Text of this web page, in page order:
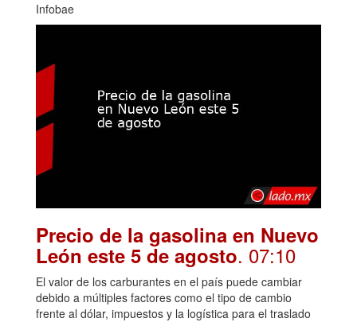
Infobae
Precio de la gasolina en Nuevo
León este 5 de agosto. 07:10
El valor de los carburantes en el país puede cambiar
debido a múltiples factores como el tipo de cambio
frente al dólar, impuestos y la logística para el traslado